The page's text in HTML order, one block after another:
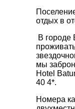
отдых в
В городе
мы
Hotel
40 4*.
Номера